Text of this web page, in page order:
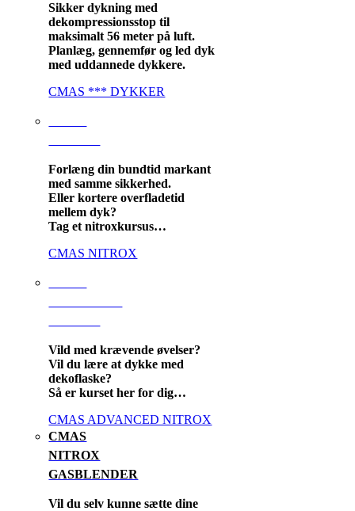
Sikker dykning med
dekompressionsstop til
maksimalt 56 meter på luft.
Planlæg, gennemfør og led dyk
med uddannede dykkere.
CMAS *** DYKKER
Forlæng din bundtid markant
med samme sikkerhed.
Eller kortere overfladetid
mellem dyk?
Tag et nitroxkursus…
CMAS NITROX
Vild med krævende øvelser?
Vil du lære at dykke med
dekoflaske?
Så er kurset her for dig…
CMAS ADVANCED NITROX
CMAS
NITROX
GASBLENDER
Vil du selv kunne sætte dine